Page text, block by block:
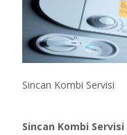
Sincan Kombi Servisi
Sincan Kombi Servisi